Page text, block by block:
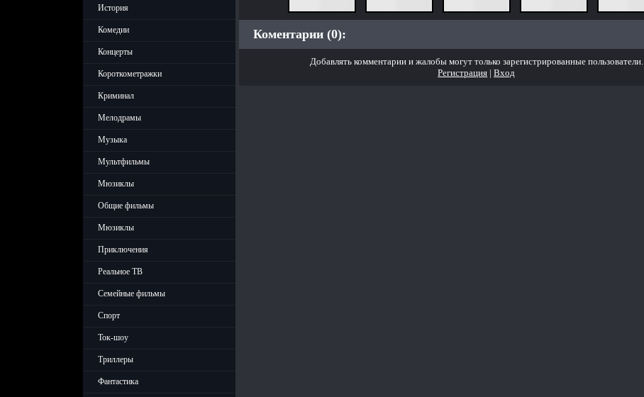
История
Комедии
Концерты
Короткометражки
Криминал
Мелодрамы
Музыка
Мультфильмы
Мюзиклы
Общие фильмы
Мюзиклы
Приключения
Реальное ТВ
Семейные фильмы
Спорт
Ток-шоу
Триллеры
Фантастика
Коментарии (0):
Добавлять комментарии и жалобы могут только зарегистрированные пользователи.
Регистрация |Вход